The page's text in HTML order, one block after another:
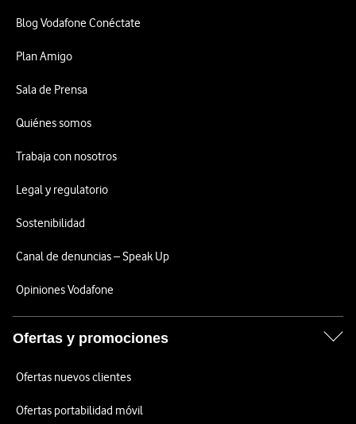
Blog Vodafone Conéctate
Plan Amigo
Sala de Prensa
Quiénes somos
Trabaja con nosotros
Legal y regulatorio
Sostenibilidad
Canal de denuncias – Speak Up
Opiniones Vodafone
Ofertas y promociones
Ofertas nuevos clientes
Ofertas portabilidad móvil